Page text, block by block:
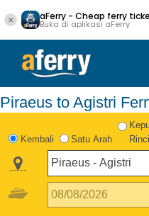
aFerry - Cheap ferry
Buka di aplikasi aFerry
Piraeus to Agistri
Kembali Satu Arah